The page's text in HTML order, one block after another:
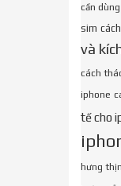
cần
sim
và
cách
iphone
tế cho
hưng